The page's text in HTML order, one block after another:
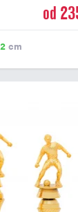
od
cm